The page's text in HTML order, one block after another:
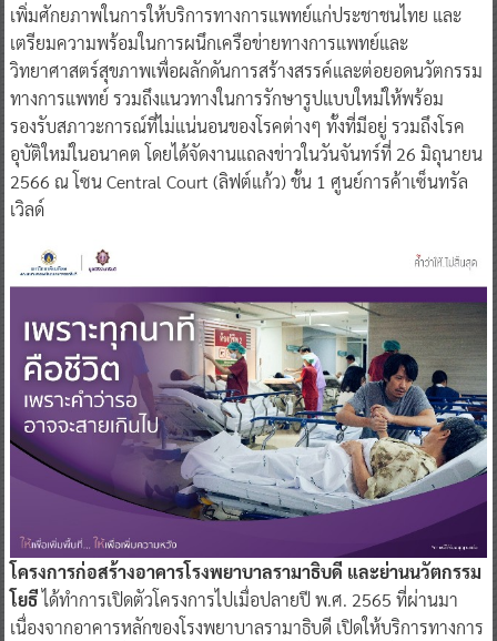
เพิ่มศักยภาพในการให้บริการทางการแพทย์แก่ประชาชนไทย และ
เตรียมความพร้อมในการผนึกเครือข่ายทางการแพทย์และ
วิทยาศาสตร์สุขภาพเพื่อผลักดันการสร้างสรรค์และต่อยอดนวัตกรรม
ทางการแพทย์ รวมถึงแนวทางในการรักษารูปแบบใหม่ให้พร้อม
รองรับสภาวะการณ์ที่ไม่แน่นอนของโรคต่างๆ ทั้งที่มีอยู่ รวมถึงโรค
อุบัติใหม่ในอนาคต โดยได้จัดงานแถลงข่าวในวันจันทร์ที่ 26 มิถุนายน
2566 ณ โซน Central Court (ลิฟต์แก้ว) ชั้น 1 ศูนย์การค้าเซ็นทรัล
เวิลด์
โครงการก่อสร้างอาคารโรงพยาบาลรามาธิบดี และย่านนวัตกรรม
โยธีได้ทำการเปิดตัวโครงการไปเมื่อปลายปี พ.ศ. 2565 ที่ผ่านมา
เนื่องจากอาคารหลักของโรงพยาบาลรามาธิบดี เปิดให้บริการทางการ